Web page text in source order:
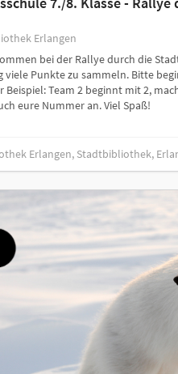
Erlangen
bei der Rallye durch die
viele Punkte zu sammeln. Bitte
Beispiel: Team 2 beginnt mit 2,
eure Nummer an. Viel Spaß!
Erlangen, Stadtbibliothek,